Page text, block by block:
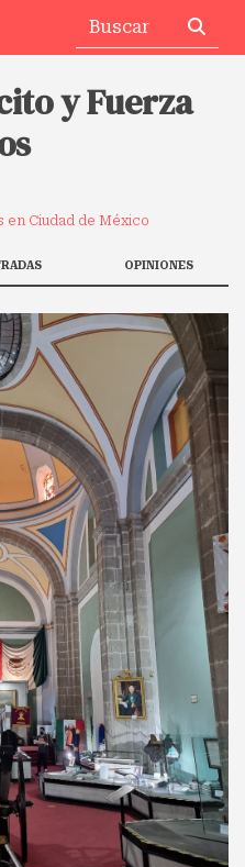
y Fuerza
en Ciudad de México
OPINIONES